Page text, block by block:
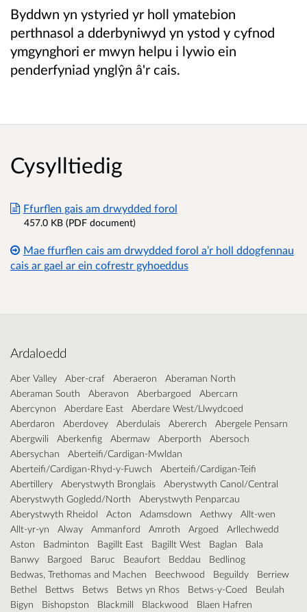
Byddwn yn ystyried yr holl ymatebion
perthnasol a dderbyniwyd yn ystod y cyfnod
ymgynghori er mwyn helpu i lywio ein
penderfyniad ynglŷn â'r cais.
Cysylltiedig
Ffurflen gais am drwydded forol
457.0 KB (PDF document)
Mae ffurflen cais am drwydded forol a’r holl ddogfennau
cais ar gael ar ein cofrestr gyhoeddus
Ardaloedd
Aber Valley Aber-craf Aberaeron
Aberaman North
Aberaman South
Aberavon Aberbargoed
Abercarn
Abercynon
Aberdare East
Aberdare West/Llwydcoed
Aberdaron
Aberdovey Aberdulais Abererch
Abergele Pensarn
Abergwili
Aberkenfig Abermaw Aberporth
Abersoch
Abersychan
Aberteifi/Cardigan-Mwldan
Aberteifi/Cardigan-Rhyd-y-Fuwch
Aberteifi/Cardigan-Teifi
Abertillery
Aberystwyth Bronglais
Aberystwyth Canol/Central
Aberystwyth Gogledd/North
Aberystwyth Penparcau
Aberystwyth Rheidol
Acton Adamsdown Aethwy
Allt-wen
Allt-yr-yn
Alway Ammanford Amroth Argoed
Arllechwedd
Aston
Badminton Bagillt East Bagillt West Baglan
Bala
Banwy
Bargoed Baruc Beaufort Beddau
Bedlinog
Bedwas, Trethomas and Machen
Beechwood Beguildy
Berriew
Bethel
Bettws Betws Betws yn Rhos Betws-y-Coed
Beulah
Bigyn
Bishopston Blackmill Blackwood
Blaen Hafren